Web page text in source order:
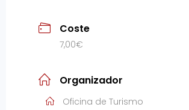
Coste
7,00€
Organizador
Oficina de Turismo